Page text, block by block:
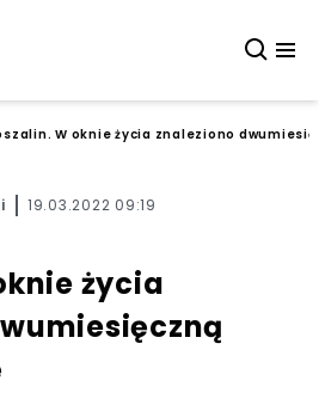
W oknie życia znaleziono
19.03.2022 09:19
życia